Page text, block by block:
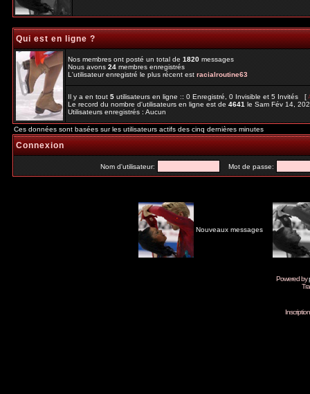
Qui est en ligne ?
Nos membres ont posté un total de1820messages
Nous avons24membres enregistrés
L'utilisateur enregistré le plus récent estracialroutine63
Il y a en tout5utilisateurs en ligne :: 0 Enregistré, 0 Invisible et 5 Invités [
Le record du nombre d'utilisateurs en ligne est de4641le Sam Fév 14,
Utilisateurs enregistrés : Aucun
Ces données sont basées sur les utilisateurs actifs des cinq dernières minutes
Connexion
Nom d'utilisateur: Mot de passe:
Nouveaux messages
Powered by